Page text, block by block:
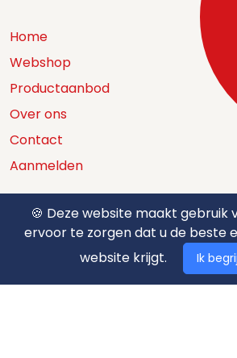
Home
Webshop
Productaanbod
Over ons
Contact
Aanmelden
Catalogus
Nuttige documenten
Privacy policy
🍪 Deze website maakt gebruik
ervoor te zorgen dat u de beste
website krijgt.
Ik